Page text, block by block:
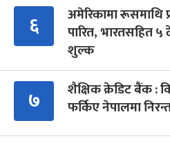
६
अमेरिकामा रूसमाथि
पारित, भारतसहित
शुल्क
७
शैक्षिक क्रेडिट बैंक :
फर्किए नेपालमा